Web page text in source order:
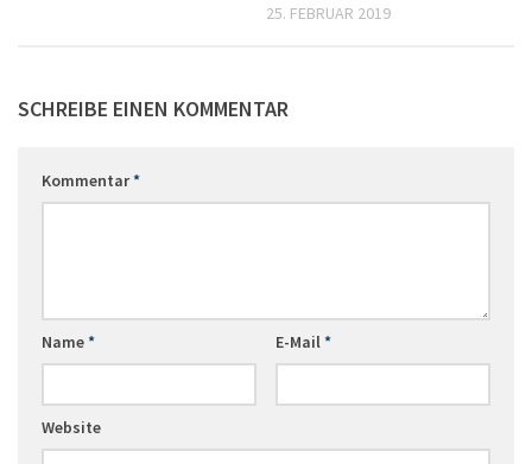
25. FEBRUAR 2019
SCHREIBE EINEN KOMMENTAR
Kommentar*
Name* E-Mail*
Website